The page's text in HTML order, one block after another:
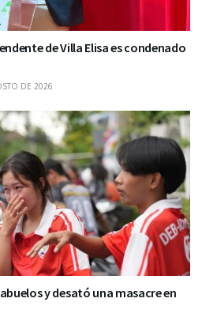
de Villa Elisa es condenado
DE 2026
y desató una masacre en